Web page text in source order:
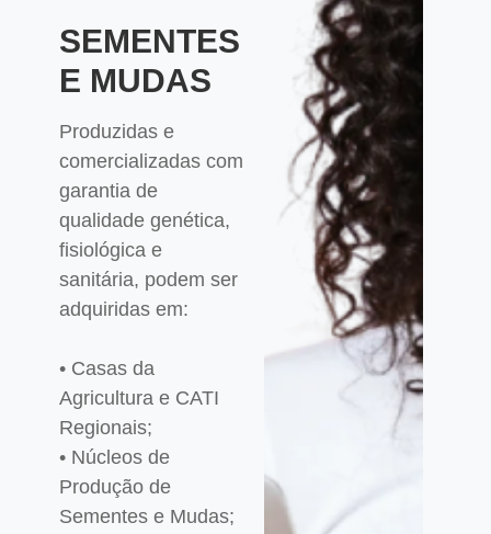
SEMENTES
E MUDAS
Produzidas e
comercializadas com
garantia de
qualidade genética,
fisiológica e
sanitária, podem ser
adquiridas em:
• Casas da
Agricultura e CATI
Regionais;
• Núcleos de
Produção de
Sementes e Mudas;